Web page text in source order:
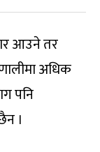
आउने तर
अधिक
पनि
।